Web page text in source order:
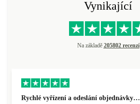
Vynikající
Na základě 205802 recenzí
Rychlé vyřízení a odeslání objednávky…